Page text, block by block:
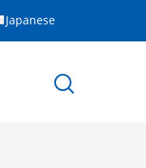
Japanese